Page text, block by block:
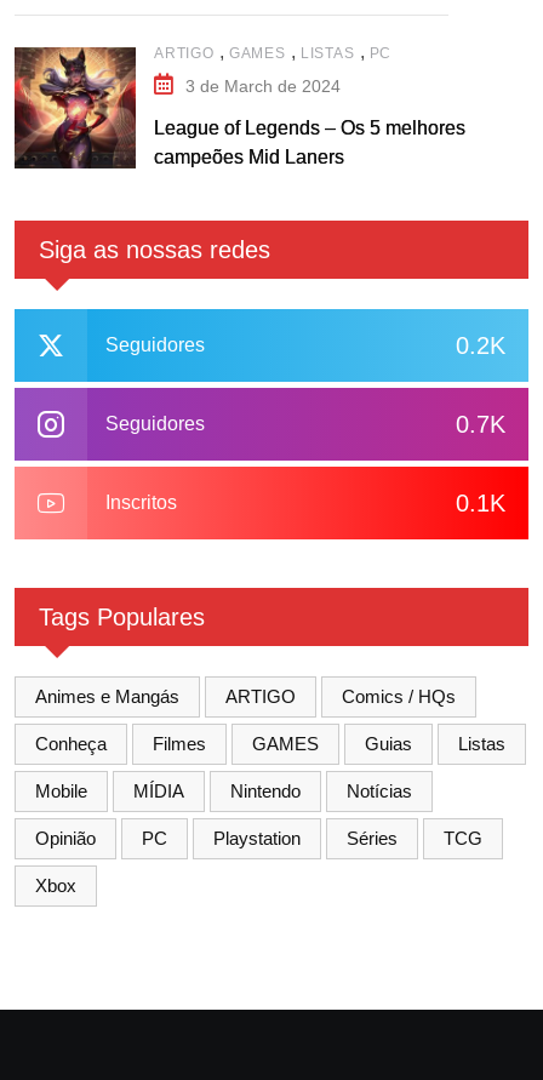
ARTIGO , GAMES , LISTAS , PC
3 de March de 2024
League of Legends – Os 5 melhores
campeões Mid Laners
Siga as nossas redes
0.2K
Seguidores
0.7K
Seguidores
0.1K
Inscritos
Tags Populares
Animes e Mangás ARTIGO Comics / HQs
Conheça Filmes GAMES Guias Listas
Mobile MÍDIA Nintendo Notícias
Opinião PC Playstation Séries TCG
Xbox